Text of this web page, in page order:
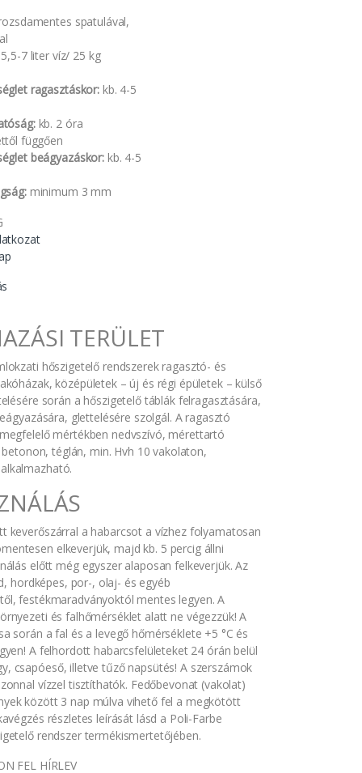
spatulával,
7 liter víz/ 25 kg
ragasztáskor: kb. 4-5
kb. 2 óra
függően
beágyazáskor:kb. 4-5
minimum 3 mm
TERÜLET
hőszigetelő rendszerek ragasztó- és
középületek – új és régi épületek – külső
során a hőszigetelő táblák felragasztására,
glettelésére szolgál. A ragasztó
mértékben nedvszívó, mérettartó
téglán, min. Hvh 10 vakolaton,
keverőszárral a habarcsot a vízhez folyamatosan
elkeverjük, majd kb. 5 percig állni
előtt még egyszer alaposan felkeverjük. Az
hordképes, por-, olaj- és egyéb
festékmaradványoktól mentes legyen. A
és falhőmérséklet alatt ne végezzük! A
során a fal és a levegő hőmérséklete +5 °C és
A felhordott habarcsfelületeket 24 órán belül
csapóeső, illetve tűző napsütés! A szerszámok
vízzel tisztíthatók. Fedőbevonat (vakolat)
között 3 nap múlva vihető fel a megkötött
részletes leírását lásd a Poli-Farbe
rendszer termékismertetőjében.
FEL HÍRLEV